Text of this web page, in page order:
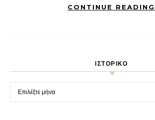
CONTINUE READING
ΙΣΤΟΡΙΚΌ
Ιστορικό